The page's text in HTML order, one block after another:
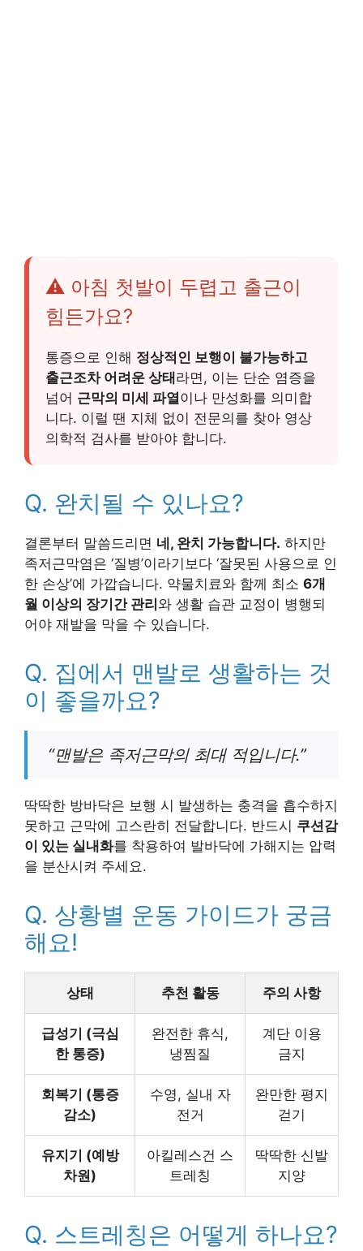
⚠️ 아침 첫발이 두렵고 출근이
힘든가요?
통증으로 인해 정상적인 보행이 불가능하고
출근조차 어려운 상태 라면, 이는 단순 염증을
넘어 근막의 미세 파열이나 만성화를 의미합
니다. 이럴 땐 지체 없이 전문의를 찾아 영상
의학적 검사를 받아야 합니다.
Q. 완치될 수 있나요?
결론부터 말씀드리면 네, 완치 가능합니다. 하지만
족저근막염은 ‘질병’이라기보다 ‘잘못된 사용으로 인
한 손상’에 가깝습니다. 약물치료와 함께 최소 6개
월 이상의 장기간 관리 와 생활 습관 교정이 병행되
어야 재발을 막을 수 있습니다.
Q. 집에서 맨발로 생활하는 것
이 좋을까요?
“맨발은 족저근막의 최대 적입니다.”
딱딱한 방바닥은 보행 시 발생하는 충격을 흡수하지
못하고 근막에 고스란히 전달합니다. 반드시 쿠션감
이 있는 실내화를 착용하여 발바닥에 가해지는 압력
을 분산시켜 주세요.
Q. 상황별 운동 가이드가 궁금
해요!
상태 추천 활동 주의 사항
급성기 (극심
한 통증)
완전한 휴식,
냉찜질
계단 이용
금지
회복기 (통증
감소)
수영, 실내 자
전거
완만한 평지
걷기
유지기 (예방
차원)
아킬레스건 스
트레칭
딱딱한 신발
지양
Q. 스트레칭은 어떻게 하나요?